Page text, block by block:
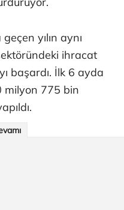
yılın aynı
ihracat
başardı. İlk 6 ayda
milyon 775 bin